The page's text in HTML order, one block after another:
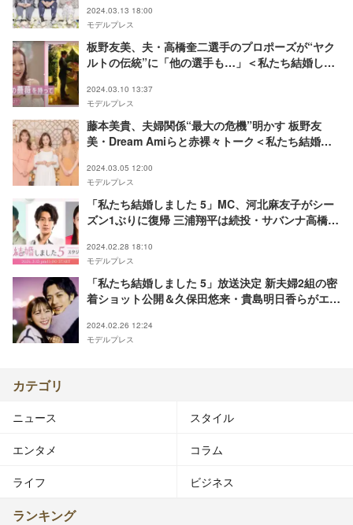
2024.03.13 18:00
モデルプレス
板野友美、夫・高橋奎二選手のプロポーズが“ヤク
ルトの伝統”に「他の選手も…」＜私たち結婚しま
2024.03.10 13:37
モデルプレス
藤本美貴、夫婦関係“最大の危機”明かす 板野友
美・Dream Amiらと赤裸々トーク＜私たち結婚し
2024.03.05 12:00
モデルプレス
「私たち結婚しました 5」MC、河北麻友子がシー
ズン1ぶりに復帰 三浦翔平は続投・サバンナ高橋が
2024.02.28 18:10
モデルプレス
「私たち結婚しました 5」放送決定 新夫婦2組の密
着ショット公開＆久保田悠来・貴島明日香らがエー
2024.02.26 12:24
モデルプレス
カテゴリ
ニュース スタイル
エンタメ コラム
ライフ ビジネス
ランキング